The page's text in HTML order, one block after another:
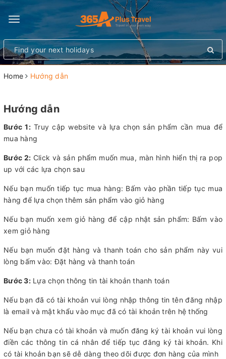
Toggle
navigation
Home Hướng dẫn
Hướng dẫn
Bước 1:Truy cập website và lựa chọn sản phẩm cần mua để
mua hàng
Bước 2: Click và sản phẩm muốn mua, màn hình hiển thị ra pop
up với các lựa chọn sau
Nếu bạn muốn tiếp tục mua hàng: Bấm vào phần tiếp tục mua
hàng để lựa chọn thêm sản phẩm vào giỏ hàng
Nếu bạn muốn xem giỏ hàng để cập nhật sản phẩm: Bấm vào
xem giỏ hàng
Nếu bạn muốn đặt hàng và thanh toán cho sản phẩm này vui
lòng bấm vào: Đặt hàng và thanh toán
Bước 3:Lựa chọn thông tin tài khoản thanh toán
Nếu bạn đã có tài khoản vui lòng nhập thông tin tên đăng nhập
là email và mật khẩu vào mục đã có tài khoản trên hệ thống
Nếu bạn chưa có tài khoản và muốn đăng ký tài khoản vui lòng
điền các thông tin cá nhân để tiếp tục đăng ký tài khoản. Khi
có tài khoản bạn sẽ dễ dàng theo dõi được đơn hàng của mình